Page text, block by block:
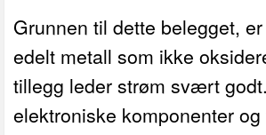
Grunnen til dette belegget,
edelt metall som ikke
tillegg leder strøm svært
elektroniske komponenter